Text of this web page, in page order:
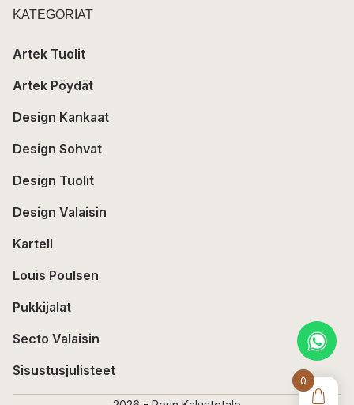
0
KATEGORIAT
Artek Tuolit
Artek Pöydät
Design Kankaat
Design Sohvat
Design Tuolit
Design Valaisin
Kartell
Louis Poulsen
Pukkijalat
Secto Valaisin
Sisustusjulisteet